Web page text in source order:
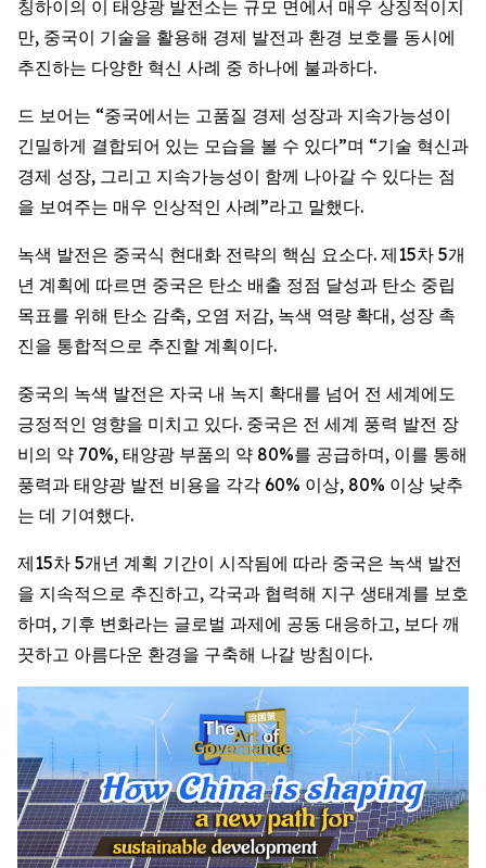
칭하이의 이 태양광 발전소는 규모 면에서 매우 상징적이지
만, 중국이 기술을 활용해 경제 발전과 환경 보호를 동시에
추진하는 다양한 혁신 사례 중 하나에 불과하다.
드 보어는 “중국에서는 고품질 경제 성장과 지속가능성이
긴밀하게 결합되어 있는 모습을 볼 수 있다”며 “기술 혁신과
경제 성장, 그리고 지속가능성이 함께 나아갈 수 있다는 점
을 보여주는 매우 인상적인 사례”라고 말했다.
녹색 발전은 중국식 현대화 전략의 핵심 요소다. 제15차 5개
년 계획에 따르면 중국은 탄소 배출 정점 달성과 탄소 중립
목표를 위해 탄소 감축, 오염 저감, 녹색 역량 확대, 성장 촉
진을 통합적으로 추진할 계획이다.
중국의 녹색 발전은 자국 내 녹지 확대를 넘어 전 세계에도
긍정적인 영향을 미치고 있다. 중국은 전 세계 풍력 발전 장
비의 약 70%, 태양광 부품의 약 80%를 공급하며, 이를 통해
풍력과 태양광 발전 비용을 각각 60% 이상, 80% 이상 낮추
는 데 기여했다.
제15차 5개년 계획 기간이 시작됨에 따라 중국은 녹색 발전
을 지속적으로 추진하고, 각국과 협력해 지구 생태계를 보호
하며, 기후 변화라는 글로벌 과제에 공동 대응하고, 보다 깨
끗하고 아름다운 환경을 구축해 나갈 방침이다.